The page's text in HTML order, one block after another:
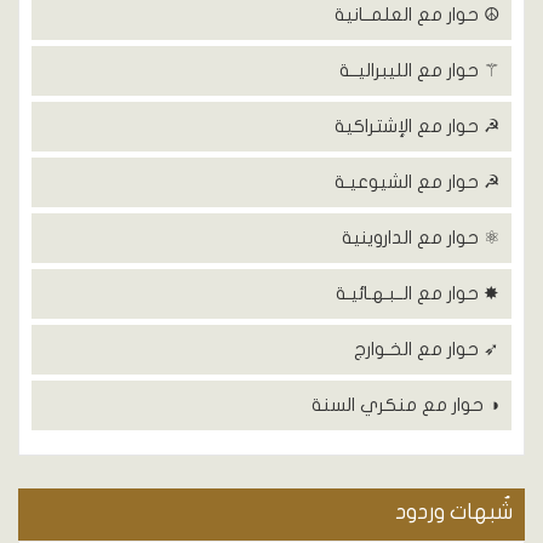
☮ حوار مع العلمــانية
⚚ حوار مع الليبراليــة
☭ حوار مع الإشتراكية
☭ حوار مع الشيوعيـة
⚛ حوار مع الداروينية
✸ حوار مع الــبـهـائيـة
➶ حوار مع الخـوارج
◑ حوار مع منكري السنة
شٌبهات وردود